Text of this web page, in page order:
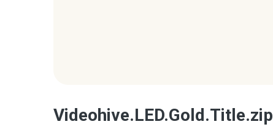
Videohive.LED.Gold.Title.zip